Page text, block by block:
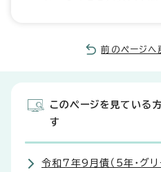
前のページへ
このページを見ている
す
令和7年9月債（5年・グリ